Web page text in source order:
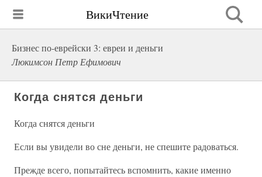
ВикиЧтение
Бизнес по-еврейски 3: евреи и деньги
Люкимсон Петр Ефимович
Когда снятся деньги
Когда снятся деньги
Если вы увидели во сне деньги, не спешите радоваться.
Прежде всего, попытайтесь вспомнить, какие именно